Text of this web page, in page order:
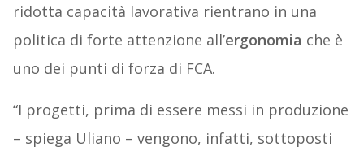
ridotta capacità lavorativa rientrano in una
politica di forte attenzione all’ergonomia che è
uno dei punti di forza di FCA.
“I progetti, prima di essere messi in produzione
– spiega Uliano – vengono, infatti, sottoposti